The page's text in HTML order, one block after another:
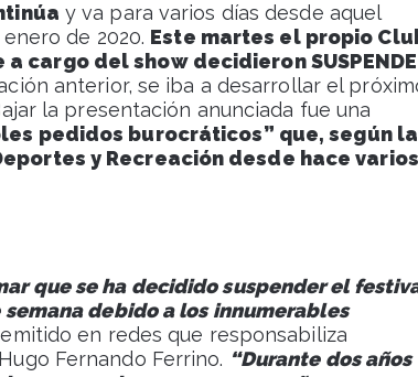
y va para varios días desde aquel
de 2020. Este martes el propio
del show decidieron
anterior, se iba a desarrollar el
la presentación anunciada fue una
pedidos burocráticos” que, según la
y Recreación desde hace varios
que se ha decidido suspender el
debido a los innumerables
en redes que responsabiliza
Fernando Ferrino. “Durante dos años